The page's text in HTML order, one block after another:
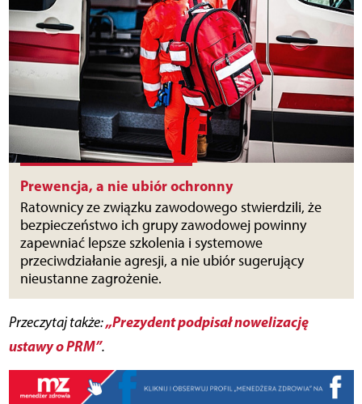
Prewencja, a nie ubiór ochronny
Ratownicy ze związku zawodowego stwierdzili, że
bezpieczeństwo ich grupy zawodowej powinny
zapewniać lepsze szkolenia i systemowe
przeciwdziałanie agresji, a nie ubiór sugerujący
nieustanne zagrożenie.
Przeczytaj także:„Prezydent podpisał nowelizację
ustawy o PRM”.